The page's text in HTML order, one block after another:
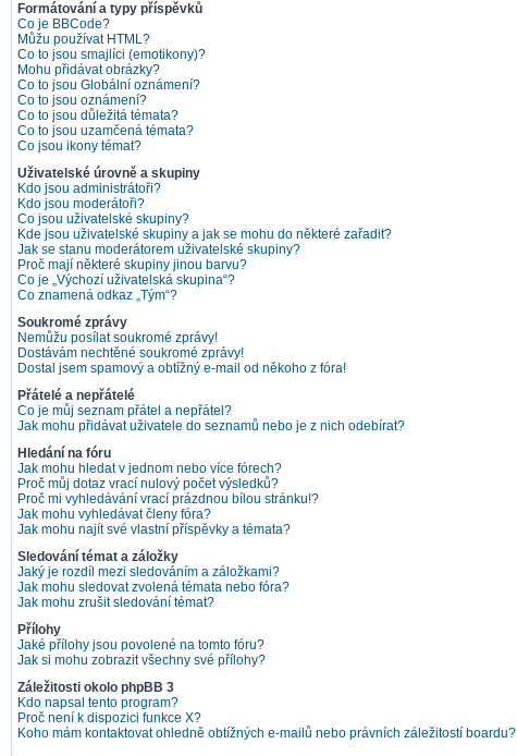
Formátování a typy příspěvků
Co je BBCode?
Můžu používat HTML?
Co to jsou smajlíci (emotikony)?
Mohu přidávat obrázky?
Co to jsou Globální oznámení?
Co to jsou oznámení?
Co to jsou důležitá témata?
Co to jsou uzamčená témata?
Co jsou ikony témat?
Uživatelské úrovně a skupiny
Kdo jsou administrátoři?
Kdo jsou moderátoři?
Co jsou uživatelské skupiny?
Kde jsou uživatelské skupiny a jak se mohu do některé zařadit?
Jak se stanu moderátorem uživatelské skupiny?
Proč mají některé skupiny jinou barvu?
Co je „Výchozí uživatelská skupina“?
Co znamená odkaz „Tým“?
Soukromé zprávy
Nemůžu posílat soukromé zprávy!
Dostávám nechtěné soukromé zprávy!
Dostal jsem spamový a obtížný e-mail od někoho z fóra!
Přátelé a nepřátelé
Co je můj seznam přátel a nepřátel?
Jak mohu přidávat uživatele do seznamů nebo je z nich odebírat?
Hledání na fóru
Jak mohu hledat v jednom nebo více fórech?
Proč můj dotaz vrací nulový počet výsledků?
Proč mi vyhledávání vrací prázdnou bílou stránku!?
Jak mohu vyhledávat členy fóra?
Jak mohu najít své vlastní příspěvky a témata?
Sledování témat a záložky
Jaký je rozdíl mezi sledováním a záložkami?
Jak mohu sledovat zvolená témata nebo fóra?
Jak mohu zrušit sledování témat?
Přílohy
Jaké přílohy jsou povolené na tomto fóru?
Jak si mohu zobrazit všechny své přílohy?
Záležitosti okolo phpBB 3
Kdo napsal tento program?
Proč není k dispozici funkce X?
Koho mám kontaktovat ohledně obtížných e-mailů nebo právních záležitostí boardu?